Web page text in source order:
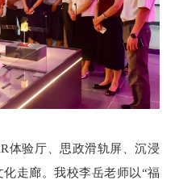
体验厅、思政滑轨屏、沉浸
走廊。我校李岳老师以“福